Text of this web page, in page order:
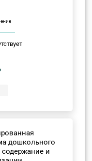
дошкольного
содержание и